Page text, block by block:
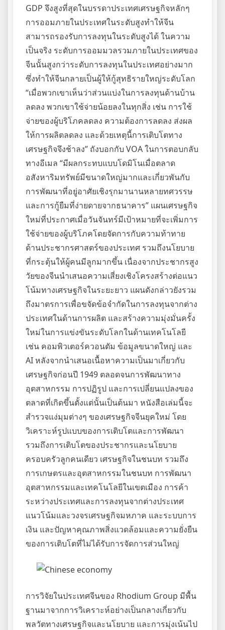
GDP จึงสูงที่สุดในบรรดาประเทศเศรษฐกิจหลักๆ
การออมภายในประเทศในระดับสูงทำให้จีน
สามารถรองรับการลงทุนในระดับสูงได้ ในความ
เป็นจริง ระดับการออมมวลรวมภายในประเทศของ
จีนนั้นสูงกว่าระดับการลงทุนในประเทศอย่างมาก
ซึ่งทำให้จีนกลายเป็นผู้ให้กู้สุทธิรายใหญ่ระดับโลก
“เมื่อพวกเขาเห็นว่าส่วนแบ่งในการลงทุนด้านบ้าน
ลดลง พวกเขาใช้จ่ายน้อยลงในทุกสิ่ง เช่น การใช้
จ่ายของผู้บริโภคลดลง ความต้องการลดลง ส่งผล
ให้การผลิตลดลง และด้วยเหตุนี้การเติบโตทาง
เศรษฐกิจจึงช้าลง” ถังบอกกับ VOA ในการตอบกลับ
ทางอีเมล “มีผลกระทบแบบโดมิโนเมื่อตลาด
อสังหาริมทรัพย์มีขนาดใหญ่มากและเกี่ยวพันกับ
การพัฒนาที่อยู่อาศัยเชิงรุกมานานหลายทศวรรษ
และการกู้ยืมที่ง่ายดายจากธนาคาร” แผนเศรษฐกิจ
ใหม่ที่ประกาศเมื่อวันจันทร์มีเป้าหมายที่จะเพิ่มการ
ใช้จ่ายของผู้บริโภคโดยจัดการกับความท้าทาย
ด้านประชากรศาสตร์ของประเทศ รวมถึงนโยบาย
ที่กระตุ้นให้ผู้คนมีลูกมากขึ้น เนื่องจากประชากรสูง
วัยของจีนนำเสนอความเสี่ยงเชิงโครงสร้างต่อแนว
โน้มทางเศรษฐกิจในระยะยาว แผนดังกล่าวยังรวม
ถึงมาตรการเพื่อขจัดข้อจำกัดในการลงทุนจากต่าง
ประเทศในด้านการผลิต และสร้างความมุ่งมั่นครั้ง
ใหม่ในการแข่งขันระดับโลกในด้านเทคโนโลยี
เช่น คอมพิวเตอร์ควอนตัม ข้อมูลขนาดใหญ่ และ
AI หลังจากนำเสนอเนื้อหาความเป็นมาเกี่ยวกับ
เศรษฐกิจก่อนปี 1949 ตลอดจนการพัฒนาทาง
อุตสาหกรรม การปฏิรูป และการเปลี่ยนแปลงของ
ตลาดที่เกิดขึ้นตั้งแต่นั้นเป็นต้นมา หนังสือเล่มนี้จะ
สำรวจแง่มุมต่างๆ ของเศรษฐกิจจีนยุคใหม่ โดย
วิเคราะห์รูปแบบของการเติบโตและการพัฒนา
รวมถึงการเติบโตของประชากรและนโยบาย
ครอบครัวลูกคนเดียว เศรษฐกิจในชนบท รวมถึง
การเกษตรและอุตสาหกรรมในชนบท การพัฒนา
อุตสาหกรรมและเทคโนโลยีในเขตเมือง การค้า
ระหว่างประเทศและการลงทุนจากต่างประเทศ
แนวโน้มและวงจรเศรษฐกิจมหภาค และระบบการ
เงิน และปัญหาคุณภาพสิ่งแวดล้อมและความยั่งยืน
ของการเติบโตที่ไม่ได้รับการจัดการส่วนใหญ่
การวิจัยในประเทศจีนของ Rhodium Group มีพื้น
ฐานมาจากการวิเคราะห์อย่างเป็นกลางเกี่ยวกับ
พลวัตทางเศรษฐกิจและนโยบาย และการมุ่งเน้นไป